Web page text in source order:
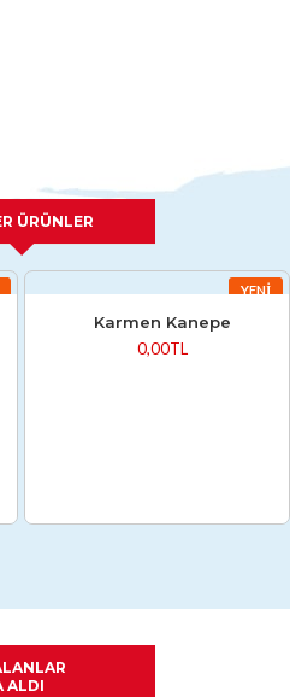
ÜRÜNLER
YENI
Karmen Kanepe
0,00TL
ALDI